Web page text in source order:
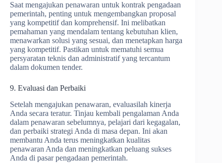
Saat mengajukan penawaran untuk kontrak pengadaan
pemerintah, penting untuk mengembangkan proposal
yang kompetitif dan komprehensif. Ini melibatkan
pemahaman yang mendalam tentang kebutuhan klien,
menawarkan solusi yang sesuai, dan menetapkan harga
yang kompetitif. Pastikan untuk mematuhi semua
persyaratan teknis dan administratif yang tercantum
dalam dokumen tender.
9. Evaluasi dan Perbaiki
Setelah mengajukan penawaran, evaluasilah kinerja
Anda secara teratur. Tinjau kembali pengalaman Anda
dalam penawaran sebelumnya, pelajari dari kegagalan,
dan perbaiki strategi Anda di masa depan. Ini akan
membantu Anda terus meningkatkan kualitas
penawaran Anda dan meningkatkan peluang sukses
Anda di pasar pengadaan pemerintah.